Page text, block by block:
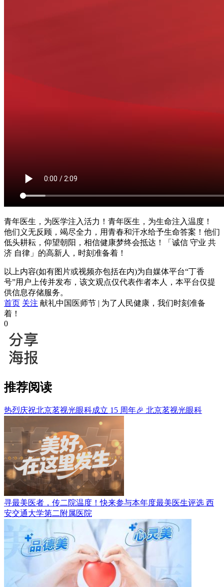
青年医生，为医学注入活力！青年医生，为生命注入温度！
他们义无反顾，竭尽全力，用青春和汗水给予生命答案！他们
低头耕耘，仰望朝阳，相信健康梦终会抵达！「诚信 守业 共
济 自律」的高新人，时刻准备着！
以上内容(如有图片或视频亦包括在内)为自媒体平台“丁香
号”用户上传并发布，该文观点仅代表作者本人，本平台仅提
供信息存储服务。
首页 关注 献礼中国医师节 | 为了人民健康，我们时刻准备
着！
0
推荐阅读
热烈庆祝北京茗视光眼科成立 15 周年🎉 北京茗视光眼科
寻最美医者，传二院温度！快来参与本年度最美医生评选 西
安交通大学第二附属医院